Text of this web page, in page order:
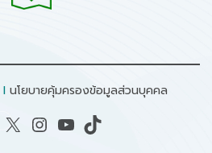
I นโยบายคุ้มครองข้อมูลส่วนบุคคล
X Instagram YouTube TikTok